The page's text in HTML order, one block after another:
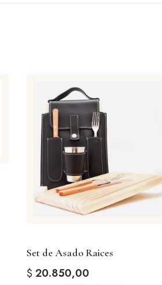
Set de Asado Raices
$20.850,00